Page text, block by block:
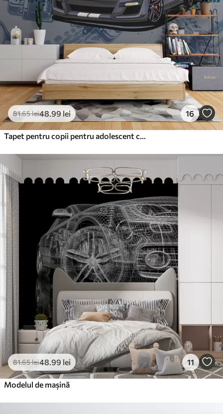
220 .02132.01 lei/m²
Vinil Premium
.00 lei/m²
Peel and Stick
300.00180.00lei/m²
81.65lei48 .99 lei 16
81.65lei48 .99 lei 11
Modelul de mașină